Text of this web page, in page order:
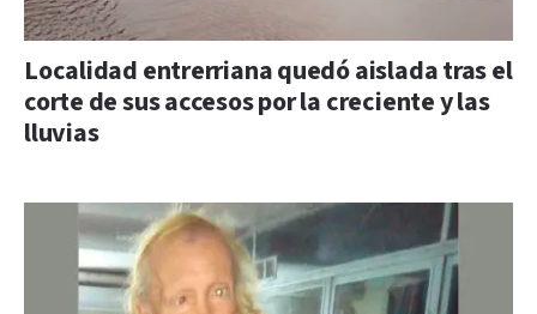
Localidad entrerriana quedó aislada tras el
corte de sus accesos por la creciente y las
lluvias